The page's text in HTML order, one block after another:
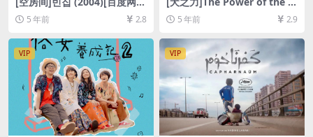
+迅雷云盘资源1080P超清未
删减][MP4/5.2GB][韩语中字]
5 年前 2.8
og (2021)[百度网盘+迅雷云
盘资源1080P超清未删减][MP
4/8.0GB][中英字幕]
5 年前 2.9
VIP VIP